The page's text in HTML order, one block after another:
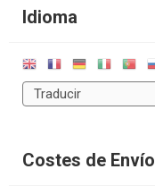
Idioma
Costes de Envío